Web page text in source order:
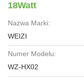
18Watt
Nazwa Marki:
WEIZI
Numer Modelu:
WZ-HX02